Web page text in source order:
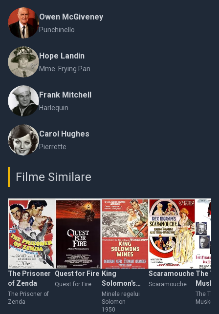
Owen McGiveney
Punchinello
Hope Landin
Mme. Frying Pan
Frank Mitchell
Harlequin
Carol Hughes
Pierrette
Filme Similare
The Prisoner
of Zenda
The Prisoner of
Zenda
Quest for Fire
Quest for Fire
King
Solomon's
Mines
Minele regelui
Solomon
1950
Scaramouche
Scaramouche
The
The